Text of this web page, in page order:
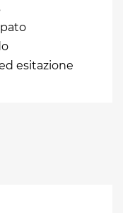
esitazione